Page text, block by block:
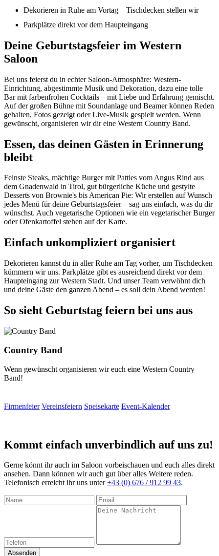
Dekorieren in Ruhe am Vortag – Tischdecken stellen wir
Parkplätze direkt vor dem Haupteingang
Deine Geburtstagsfeier im Western
Saloon
Bei uns feierst du in echter Saloon-Atmosphäre: Western-
Einrichtung, abgestimmte Musik und Dekoration, dazu eine tolle
Bar mit farbenfrohen Cocktails – mit Liebe und Erfahrung gemischt.
Auf der großen Bühne mit Soundanlage und Beamer können Reden
gehalten, Fotos gezeigt oder Live-Musik gespielt werden. Wenn
gewünscht, organisieren wir dir eine Western Country Band.
Essen, das deinen Gästen in Erinnerung
bleibt
Feinste Steaks, mächtige Burger mit Patties vom Angus Rind aus
dem Gnadenwald in Tirol, gut bürgerliche Küche und gestylte
Desserts von Brownie's bis American Pie: Wir erstellen auf Wunsch
jedes Menü für deine Geburtstagsfeier – sag uns einfach, was du dir
wünschst. Auch vegetarische Optionen wie ein vegetarischer Burger
oder Ofenkartoffel stehen auf der Karte.
Einfach unkompliziert organisiert
Dekorieren kannst du in aller Ruhe am Tag vorher, um Tischdecken
kümmern wir uns. Parkplätze gibt es ausreichend direkt vor dem
Haupteingang zur Western Stadt. Und unser Team verwöhnt dich
und deine Gäste den ganzen Abend – es soll dein Abend werden!
So sieht Geburtstag feiern bei uns aus
Country Band
Wenn gewünscht organisieren wir euch eine Western Country
Band!
Firmenfeier Vereinsfeiern Speisekarte Event-Kalender
Kommt einfach unverbindlich auf uns zu!
Gerne könnt ihr auch im Saloon vorbeischauen und euch alles direkt
ansehen. Dann können wir auch gut über alles Weitere reden.
Telefonisch erreicht ihr uns unter+43 (0) 676 / 912 99 43.
Absenden